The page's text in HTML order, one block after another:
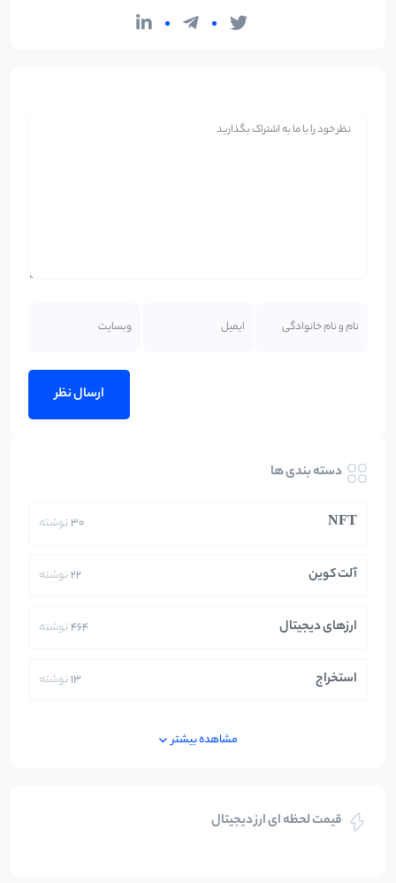
دسته بندی ها
NFT
30نوشته
آلت کوین 22نوشته
ارزهای دیجیتال 464نوشته
استخراج 13نوشته
بلاکچین
مشاهده بیشتر
قیمت لحظه ای ارز دیجیتال